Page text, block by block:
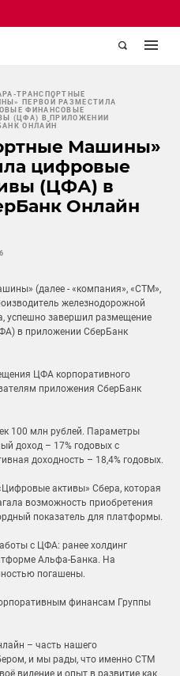
ТРАНСПОРТНЫЕ
ПЕРВОЙ РАЗМЕСТИЛА
ФИНАНСОВЫЕ
(ЦФА) В ПРИЛОЖЕНИИ
ОНЛАЙН
Машины»
цифровые
(ЦФА) в
Онлайн
(далее - «компания», «СТМ»,
железнодорожной
успешно завершил размещение
в приложении СберБанк
ЦФА корпоративного
приложения СберБанк
100 млн рублей. Параметры
доход – 17% годовых с
доходность – 18,4% годовых.
активы» Сбера, которая
возможность приобретения
показатель для платформы.
с ЦФА: ранее холдинг
Альфа-Банка. На
погашены.
финансам Группы
– часть нашего
и мы рады, что именно СТМ
видение и опыт в развитие как